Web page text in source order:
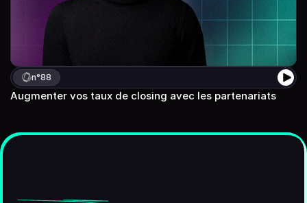
n°88
Augmenter vos taux de closing avec les partenariats